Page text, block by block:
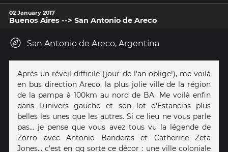
02 January 2017
Buenos Aires --> San Antonio de Areco
San Antonio de Areco, Argentina
Après un réveil difficile (jour de l'an oblige!), me voilà
en bus direction Areco, la plus jolie ville de la région
de la pampa à 100km au nord de BA. Me voilà enfin
dans l'univers gaucho et son lot d'Estancias plus
belles les unes que les autres. Si ce lieu ne vous parle
pas... je pense que vous avez tous vu la légende de
Zorro avec Antonio Banderas et Catherine Zeta
Jones... c'est en qq sorte ce décor : une ville coloniale